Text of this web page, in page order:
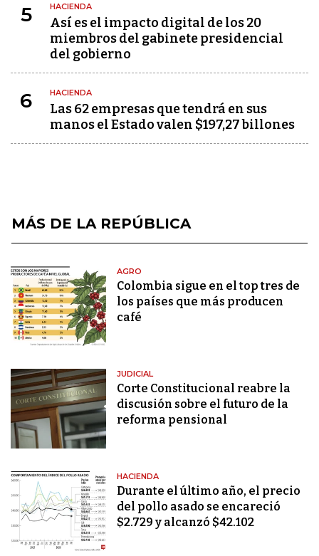
5 HACIENDA
Así es el impacto digital de los 20
miembros del gabinete presidencial
del gobierno
6 HACIENDA
Las 62 empresas que tendrá en sus
manos el Estado valen $197,27 billones
MÁS DE LA REPÚBLICA
AGRO
Colombia sigue en el top tres de
los países que más producen
café
JUDICIAL
Corte Constitucional reabre la
discusión sobre el futuro de la
reforma pensional
HACIENDA
Durante el último año, el precio
del pollo asado se encareció
$2.729 y alcanzó $42.102